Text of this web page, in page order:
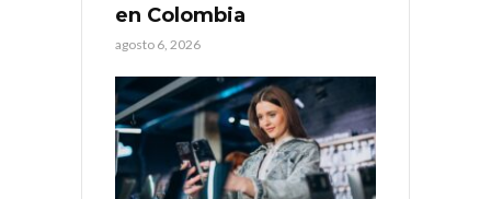
en Colombia
agosto 6, 2026